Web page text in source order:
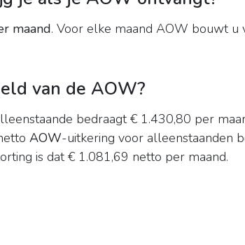
maand. Voor elke maand AOW bouwt u
van de AOW?
bedraagt € 1.430,80 per
AOW-uitkering voor alleenstaanden
is dat € 1.081,69 netto per maand.